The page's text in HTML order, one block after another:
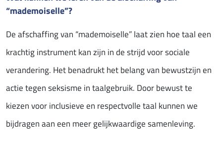
“mademoiselle”?
De afschaffing van “mademoiselle” laat zien hoe taal een
krachtig instrument kan zijn in de strijd voor sociale
verandering. Het benadrukt het belang van bewustzijn en
actie tegen seksisme in taalgebruik. Door bewust te
kiezen voor inclusieve en respectvolle taal kunnen we
bijdragen aan een meer gelijkwaardige samenleving.